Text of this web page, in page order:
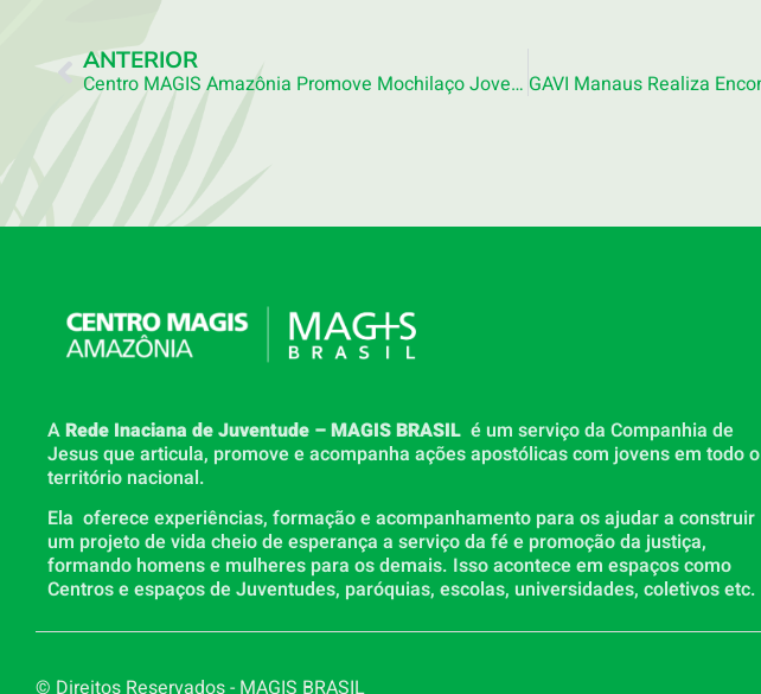
ANTERIOR
Centro MAGIS Amazônia Promove Mochilaço Jovem
ARede Inaciana de Juventude – MAGIS BRASIL é um serviço da Companhia de
Jesus que articula, promove e acompanha ações apostólicas com jovens em todo o
território nacional.
Ela oferece experiências, formação e acompanhamento para os ajudar a construir
um projeto de vida cheio de esperança a serviço da fé e promoção da justiça,
formando homens e mulheres para os demais. Isso acontece em espaços como
Centros e espaços de Juventudes, paróquias, escolas, universidades, coletivos etc.
© Direitos Reservados - MAGIS BRASIL